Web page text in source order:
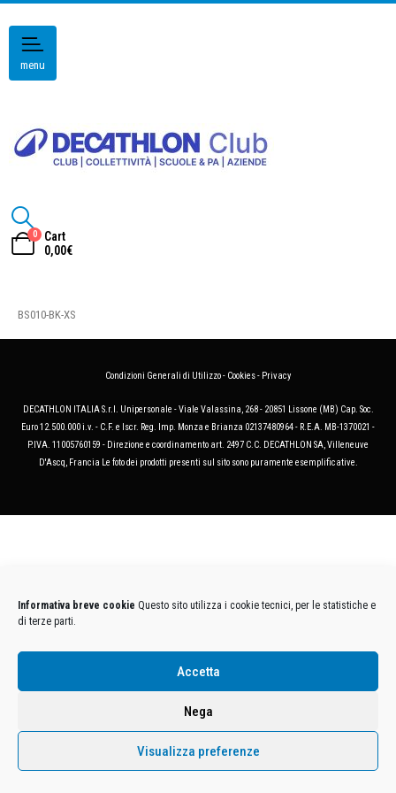
Informativa breve cookie Questo sito utilizza i cookie tecnici, per le statistiche e
di terze parti.
Accetta
Nega
Visualizza preferenze
menu
0
Cart
0,00€
BS010-BK-XS
Condizioni Generali di Utilizzo- Cookies- Privacy
DECATHLON ITALIA S.r.l. Unipersonale - Viale Valassina, 268 - 20851 Lissone (MB) Cap. Soc.
Euro 12.500.000 i.v. - C.F. e Iscr. Reg. Imp. Monza e Brianza 02137480964 - R.E.A. MB-1370021 -
P.IVA. 11005760159 - Direzione e coordinamento art. 2497 C.C. DECATHLON SA, Villeneuve
D'Ascq, Francia Le foto dei prodotti presenti sul sito sono puramente esemplificative.